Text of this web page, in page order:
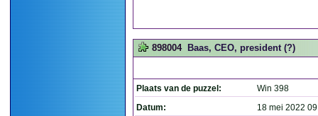
898004 Baas, CEO, president (?)
Plaats van de puzzel:
Win 398
Datum:
18 mei 2022